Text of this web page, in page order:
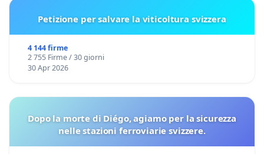
Petizione per salvare la viticoltura svizzera
4 144 firme
2 755 Firme / 30 giorni
30 Apr 2026
Dopo la morte di Diégo, agiamo per la sicurezza
nelle stazioni ferroviarie svizzere.